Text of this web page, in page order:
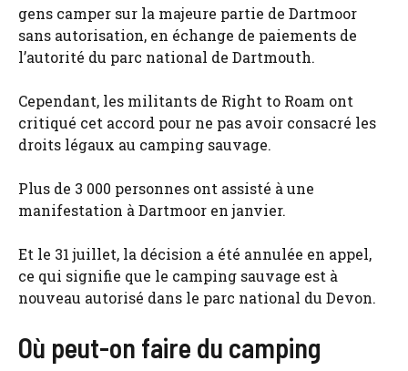
gens camper sur la majeure partie de Dartmoor
sans autorisation, en échange de paiements de
l’autorité du parc national de Dartmouth.
Cependant, les militants de Right to Roam ont
critiqué cet accord pour ne pas avoir consacré les
droits légaux au camping sauvage.
Plus de 3 000 personnes ont assisté à une
manifestation à Dartmoor en janvier.
Et le 31 juillet, la décision a été annulée en appel,
ce qui signifie que le camping sauvage est à
nouveau autorisé dans le parc national du Devon.
Où peut-on faire du camping